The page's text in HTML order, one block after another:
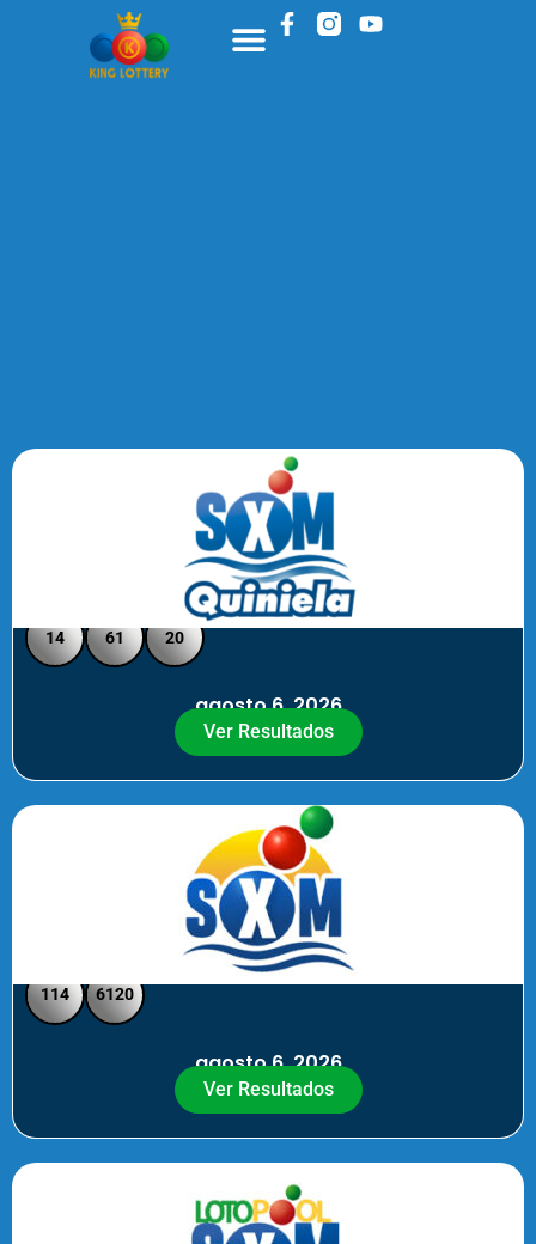
Quiniela SXM - Medio Día
14 61 20
agosto 6, 2026
Ver Resultados
SXM Medio día - Pick 3 Pick 4
114 6120
agosto 6, 2026
Ver Resultados